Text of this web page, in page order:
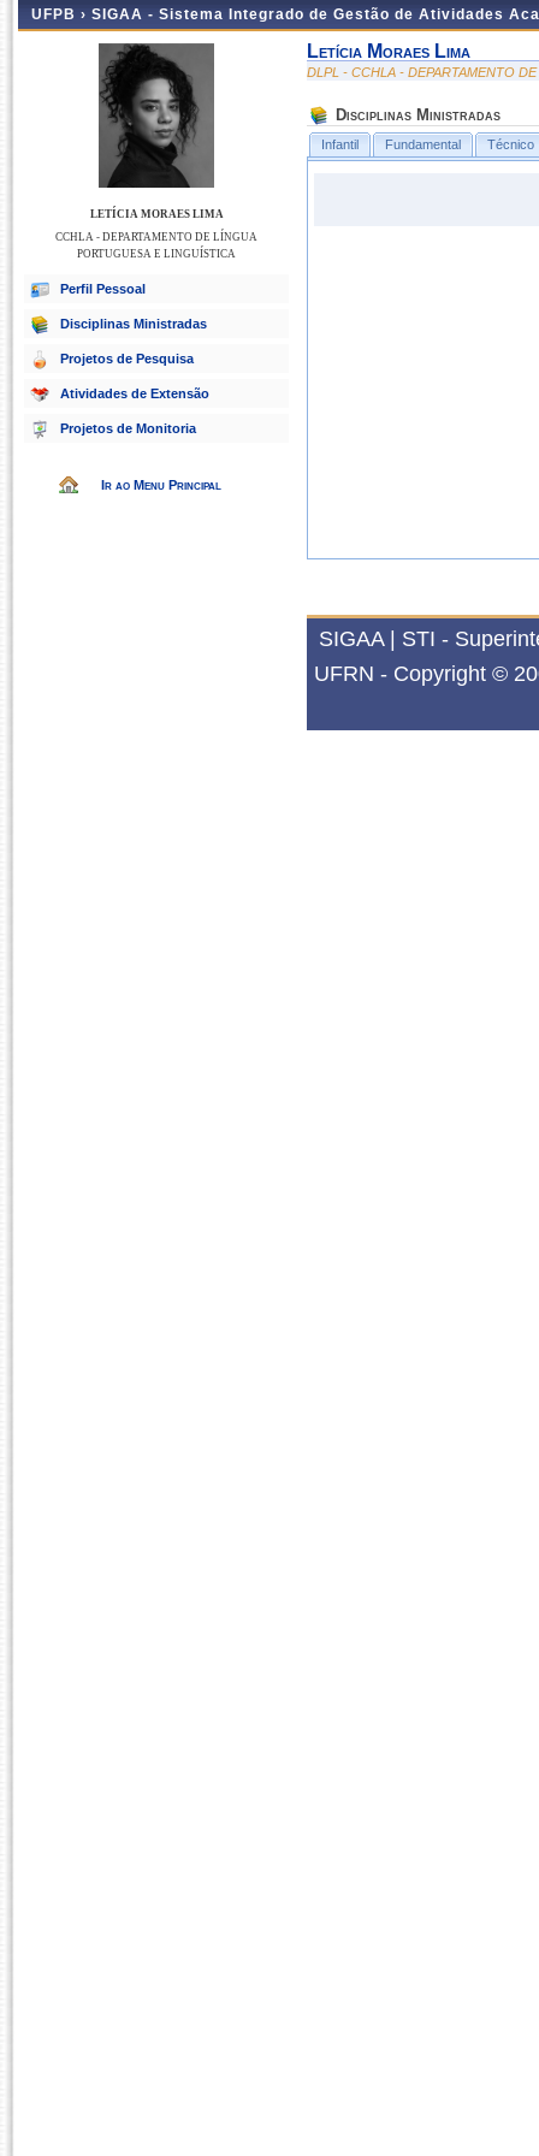
UFPB › SIGAA - Sistema Integrado de Gestão de Atividades
LETÍCIA MORAES LIMA
CCHLA - DEPARTAMENTO DE LÍNGUA
PORTUGUESA E LINGUÍSTICA
Perfil Pessoal
Disciplinas Ministradas
Projetos de Pesquisa
Atividades de Extensão
Projetos de Monitoria
Ir ao Menu Principal
Letícia Moraes Lima
DLPL - CCHLA - DEPARTAMENTO
Disciplinas Ministradas
Infantil Fundamental Técnico
SIGAA | STI -
UFRN - Copyright ©